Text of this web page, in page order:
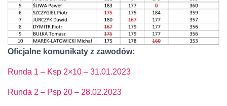
Oficjalne komunikaty z zawodów:
Runda 1 – Ksp 2×10 – 31.01.2023
Runda 2 – Psp 20 – 28.02.2023